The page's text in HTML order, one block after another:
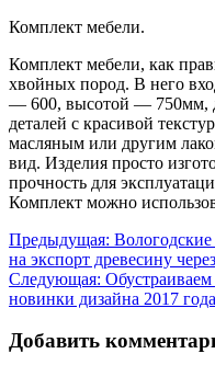
Комплект мебели.
Комплект мебели, как
хвойных пород. В него
— 600, высотой — 750мм,
деталей с красивой
масляным или другим
вид. Изделия просто
прочность для
Комплект можно
Навигация
по
записям
Предыдущая:
на экспорт древесину
Следующая:
новинки дизайна 2017 года
Добавить